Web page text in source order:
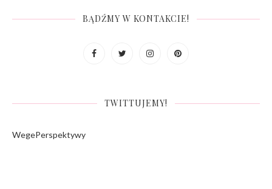
BĄDŹMY W KONTAKCIE!
TWITTUJEMY!
WegePerspektywy